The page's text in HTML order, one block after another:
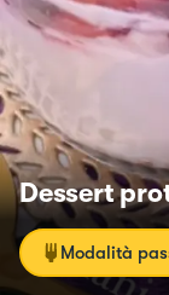
Dessert
Modalità